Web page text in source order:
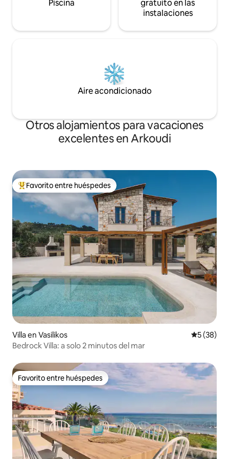
Piscina
gratuito en las
instalaciones
Aire acondicionado
Otros alojamientos para vacaciones
excelentes en Arkoudi
Favorito entre huéspedes preferido
Favorito entre huéspedes
Villa en Vasilikos
5 (38)
Bedrock Villa: a solo 2 minutos del mar
Favorito entre huéspedes
Favorito entre huéspedes